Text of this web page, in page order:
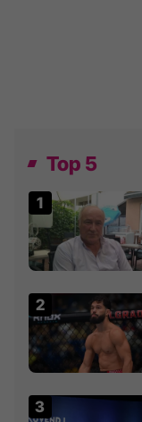
Top 5